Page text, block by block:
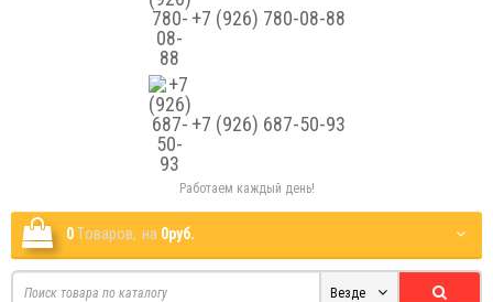
+7 (926) 780-08-88
+7 (926) 687-50-93
Работаем каждый день!
0Tоваров, на 0руб.
Везде